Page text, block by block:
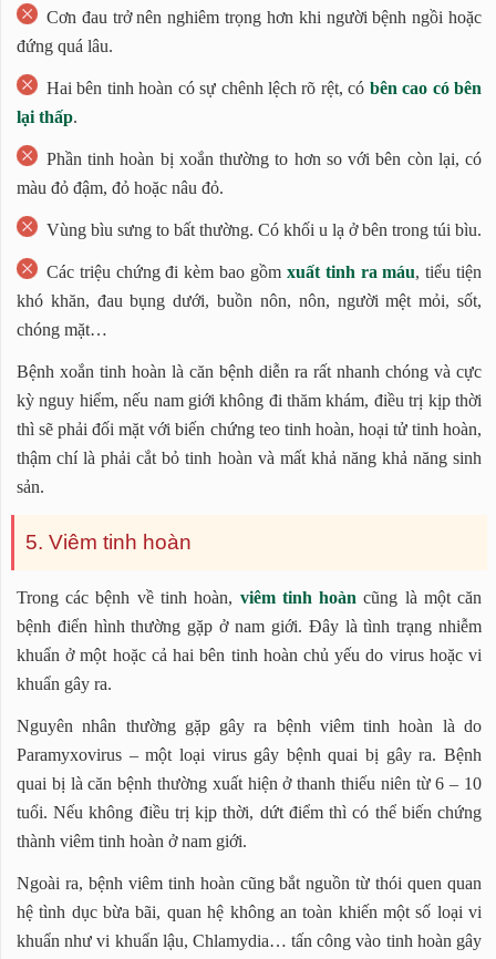
Cơn đau trở nên nghiêm trọng hơn khi người bệnh ngồi hoặc
đứng quá lâu.
Hai bên tinh hoàn có sự chênh lệch rõ rệt, có bên cao có bên
lại thấp.
Phần tinh hoàn bị xoắn thường to hơn so với bên còn lại, có
màu đỏ đậm, đỏ hoặc nâu đỏ.
Vùng bìu sưng to bất thường. Có khối u lạ ở bên trong túi bìu.
Các triệu chứng đi kèm bao gồm xuất tinh ra máu, tiểu tiện
khó khăn, đau bụng dưới, buồn nôn, nôn, người mệt mỏi, sốt,
chóng mặt…
Bệnh xoắn tinh hoàn là căn bệnh diễn ra rất nhanh chóng và cực
kỳ nguy hiểm, nếu nam giới không đi thăm khám, điều trị kịp thời
thì sẽ phải đối mặt với biến chứng teo tinh hoàn, hoại tử tinh hoàn,
thậm chí là phải cắt bỏ tinh hoàn và mất khả năng khả năng sinh
sản.
5. Viêm tinh hoàn
Trong các bệnh về tinh hoàn, viêm tinh hoàn cũng là một căn
bệnh điển hình thường gặp ở nam giới. Đây là tình trạng nhiễm
khuẩn ở một hoặc cả hai bên tinh hoàn chủ yếu do virus hoặc vi
khuẩn gây ra.
Nguyên nhân thường gặp gây ra bệnh viêm tinh hoàn là do
Paramyxovirus – một loại virus gây bệnh quai bị gây ra. Bệnh
quai bị là căn bệnh thường xuất hiện ở thanh thiếu niên từ 6 – 10
tuổi. Nếu không điều trị kịp thời, dứt điểm thì có thể biến chứng
thành viêm tinh hoàn ở nam giới.
Ngoài ra, bệnh viêm tinh hoàn cũng bắt nguồn từ thói quen quan
hệ tình dục bừa bãi, quan hệ không an toàn khiến một số loại vi
khuẩn như vi khuẩn lậu, Chlamydia… tấn công vào tinh hoàn gây